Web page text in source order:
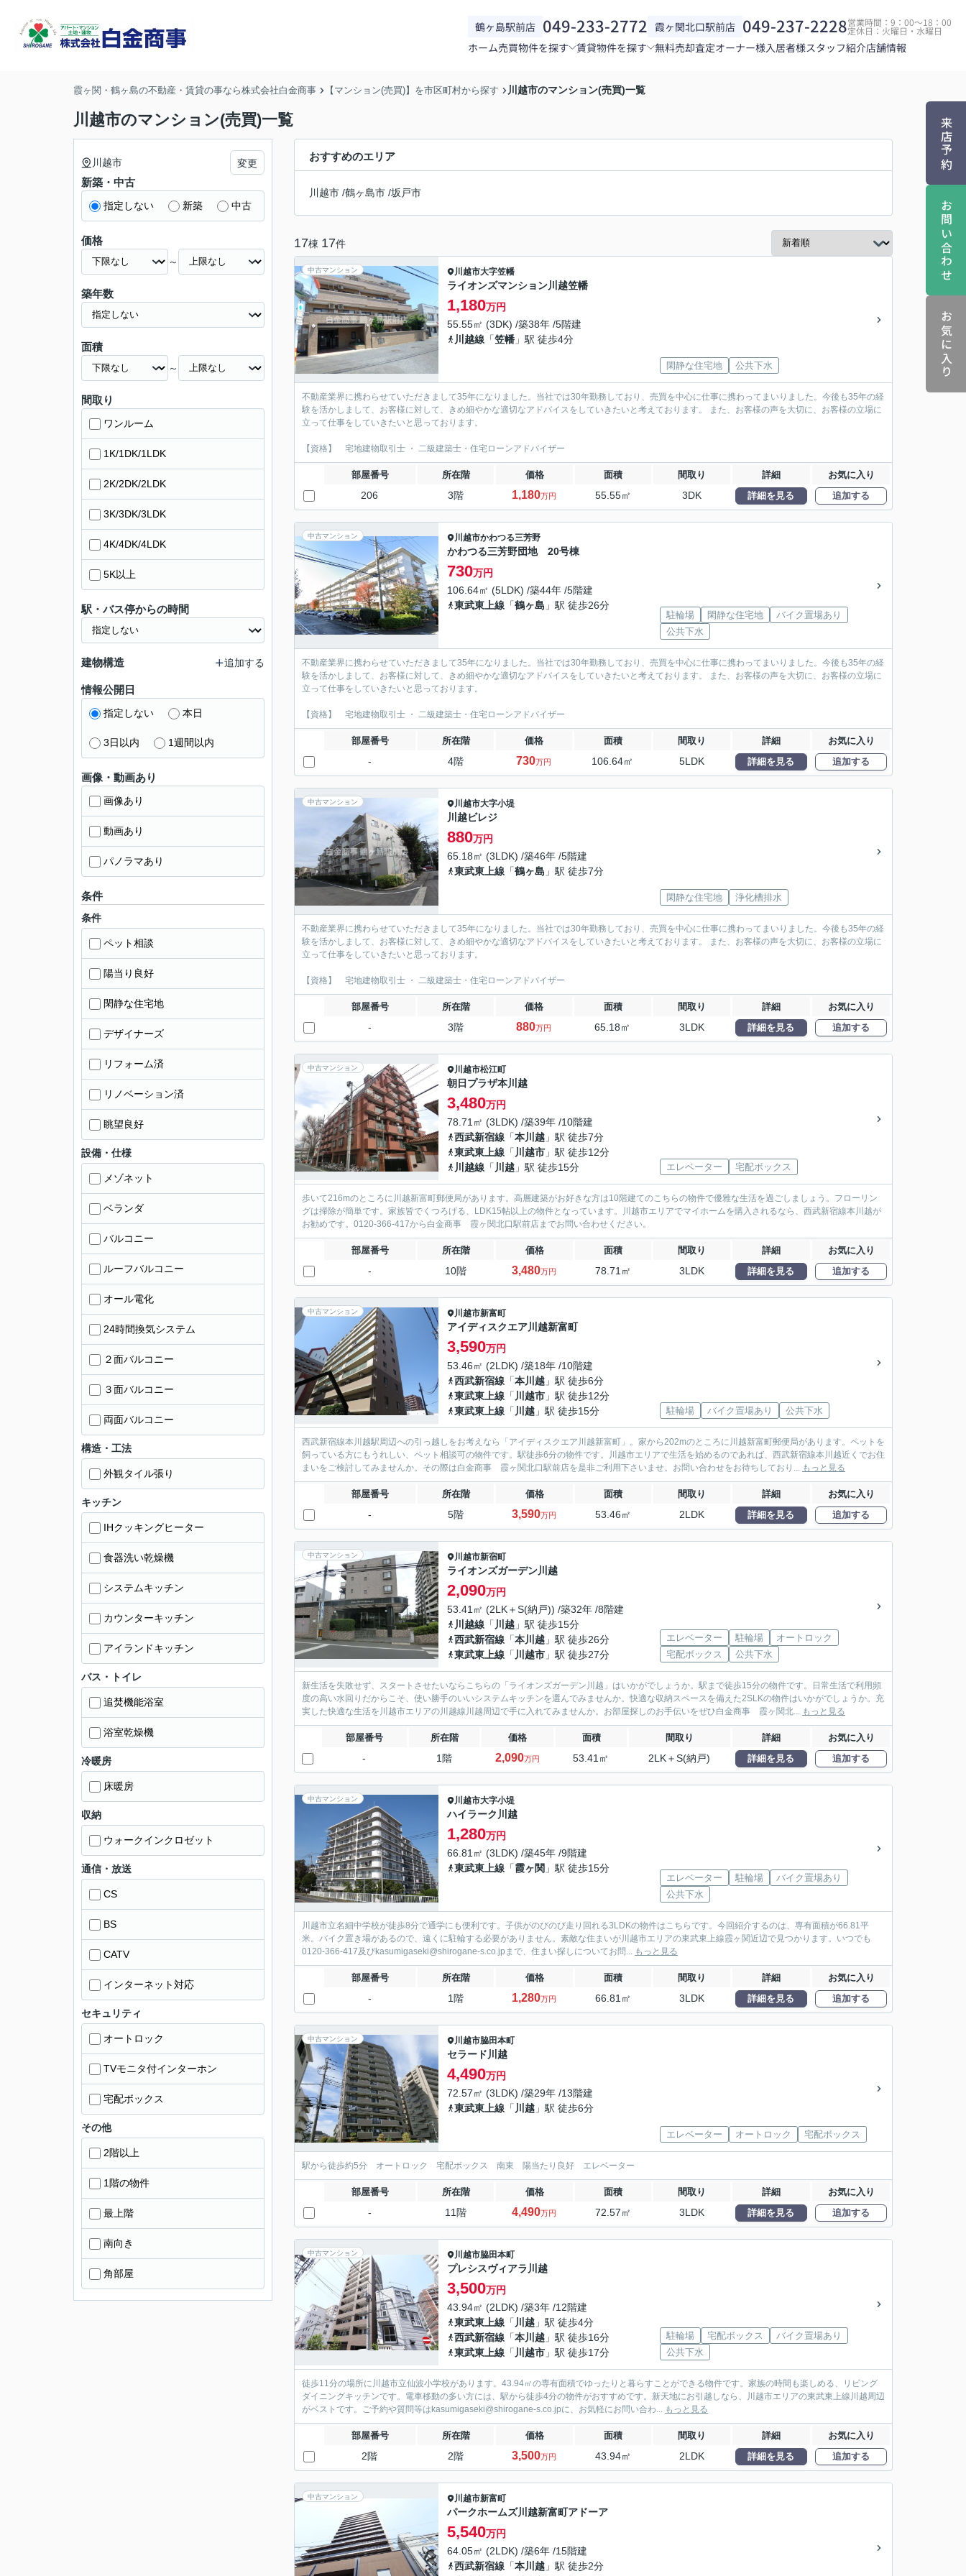
鶴ヶ島駅前店 049-233-2772 霞ヶ関北口駅前店 049-237-2228営業時間：9：00～18：00
定休日：火曜日・水曜日
ホーム売買物件を探す 賃貸物件を探す 無料売却査定オーナー様入居者様スタッフ紹介店舗情報
来店予約
お問い合わせ
お気に入り
霞ヶ関・鶴ヶ島の不動産・賃貸の事なら株式会社白金商事 【マンション(売買)】を市区町村から探す 川越市のマンション(売買)一覧
川越市のマンション(売買)一覧
おすすめのエリア
川越市 /鶴ヶ島市 /坂戸市
17棟 17件
中古マンション 川越市大字笠幡
ライオンズマンション川越笠幡
1,180万円
55.55㎡ (3DK) /築38年 /5階建
川越線 「笠幡 」駅 徒歩4分
閑静な住宅地 公共下水
不動産業界に携わらせていただきまして35年になりました。当社では30年勤務しており、売買を中心に仕事に携わってまいりました。今後も35年の経
験を活かしまして、お客様に対して、きめ細やかな適切なアドバイスをしていきたいと考えております。 また、お客様の声を大切に、お客様の立場に
立って仕事をしていきたいと思っております。
【資格】 宅地建物取引士 ・ 二級建築士・住宅ローンアドバイザー
部屋番号 所在階 価格 面積 間取り 詳細 お気に入り
206 3階 1,180万円 55.55㎡ 3DK 詳細を見る 追加する
中古マンション 川越市かわつる三芳野
かわつる三芳野団地 20号棟
730万円
106.64㎡ (5LDK) /築44年 /5階建
東武東上線 「鶴ヶ島 」駅 徒歩26分
駐輪場 閑静な住宅地
バイク置場あり
公共下水
不動産業界に携わらせていただきまして35年になりました。当社では30年勤務しており、売買を中心に仕事に携わってまいりました。今後も35年の経
験を活かしまして、お客様に対して、きめ細やかな適切なアドバイスをしていきたいと考えております。 また、お客様の声を大切に、お客様の立場に
立って仕事をしていきたいと思っております。
【資格】 宅地建物取引士 ・ 二級建築士・住宅ローンアドバイザー
部屋番号 所在階 価格 面積 間取り 詳細 お気に入り
- 4階 730万円 106.64㎡ 5LDK 詳細を見る 追加する
中古マンション 川越市大字小堤
川越ビレジ
880万円
65.18㎡ (3LDK) /築46年 /5階建
東武東上線 「鶴ヶ島 」駅 徒歩7分
閑静な住宅地 浄化槽排水
不動産業界に携わらせていただきまして35年になりました。当社では30年勤務しており、売買を中心に仕事に携わってまいりました。今後も35年の経
験を活かしまして、お客様に対して、きめ細やかな適切なアドバイスをしていきたいと考えております。 また、お客様の声を大切に、お客様の立場に
立って仕事をしていきたいと思っております。
【資格】 宅地建物取引士 ・ 二級建築士・住宅ローンアドバイザー
部屋番号 所在階 価格 面積 間取り 詳細 お気に入り
- 3階 880万円 65.18㎡ 3LDK 詳細を見る 追加する
中古マンション 川越市松江町
朝日プラザ本川越
3,480万円
78.71㎡ (3LDK) /築39年 /10階建
西武新宿線 「本川越 」駅 徒歩7分
東武東上線 「 川越市 」駅 徒歩12分
川越線 「 川越 」駅 徒歩15分 エレベーター 宅配ボックス
歩いて216mのところに川越新富町郵便局があります。高層建築がお好きな方は10階建てのこちらの物件で優雅な生活を過ごしましょう。フローリン
グは掃除が簡単です。家族皆でくつろげる、LDK15帖以上の物件となっています。川越市エリアでマイホームを購入されるなら、西武新宿線本川越が
お勧めです。0120-366-417から白金商事 霞ヶ関北口駅前店までお問い合わせください。
部屋番号 所在階 価格 面積 間取り 詳細 お気に入り
- 10階 3,480万円 78.71㎡ 3LDK 詳細を見る 追加する
中古マンション 川越市新富町
アイディスクエア川越新富町
3,590万円
53.46㎡ (2LDK) /築18年 /10階建
西武新宿線 「本川越 」駅 徒歩6分
東武東上線 「 川越市 」駅 徒歩12分
東武東上線 「 川越 」駅 徒歩15分 駐輪場 バイク置場あり 公共下水
西武新宿線本川越駅周辺への引っ越しをお考えなら「アイディスクエア川越新富町」。家から202mのところに川越新富町郵便局があります。ペットを
飼っている方にもうれしい、ペット相談可の物件です。駅徒歩6分の物件です。川越市エリアで生活を始めるのであれば、西武新宿線本川越近くでお住
まいをご検討してみませんか。その際は白金商事 霞ヶ関北口駅前店を是非ご利用下さいませ。お問い合わせをお待ちしており... もっと見る
部屋番号 所在階 価格 面積 間取り 詳細 お気に入り
- 5階 3,590万円 53.46㎡ 2LDK 詳細を見る 追加する
中古マンション 川越市新宿町
ライオンズガーデン川越
2,090万円
53.41㎡ (2LK＋S(納戸)) /築32年 /8階建
川越線 「 川越 」駅 徒歩15分
西武新宿線 「本川越 」駅 徒歩26分
東武東上線 「 川越市 」駅 徒歩27分
エレベーター 駐輪場
オートロック
宅配ボックス
公共下水
新生活を失敗せず、スタートさせたいならこちらの「ライオンズガーデン川越」はいかがでしょうか。駅まで徒歩15分の物件です。日常生活で利用頻
度の高い水回りだからこそ、使い勝手のいいシステムキッチンを選んでみませんか。快適な収納スペースを備えた2SLKの物件はいかがでしょうか。充
実した快適な生活を川越市エリアの川越線川越周辺で手に入れてみませんか。お部屋探しのお手伝いをぜひ白金商事 霞ヶ関北... もっと見る
部屋番号 所在階 価格 面積 間取り 詳細 お気に入り
- 1階 2,090万円 53.41㎡ 2LK＋S(納戸) 詳細を見る 追加する
中古マンション 川越市大字小堤
ハイラーク川越
1,280万円
66.81㎡ (3LDK) /築45年 /9階建
東武東上線 「霞ヶ関 」駅 徒歩15分
エレベーター 駐輪場
バイク置場あり
公共下水
川越市立名細中学校が徒歩8分で通学にも便利です。子供がのびのび走り回れる3LDKの物件はこちらです。今回紹介するのは、専有面積が66.81平
米。バイク置き場があるので、遠くに駐輪する必要がありません。素敵な住まいが川越市エリアの東武東上線霞ヶ関近辺で見つかります。いつでも
0120-366-417及びkasumigaseki@shirogane-s.co.jpまで、住まい探しについてお問... もっと見る
部屋番号 所在階 価格 面積 間取り 詳細 お気に入り
- 1階 1,280万円 66.81㎡ 3LDK 詳細を見る 追加する
中古マンション 川越市脇田本町
セラード川越
4,490万円
72.57㎡ (3LDK) /築29年 /13階建
東武東上線 「 川越 」駅 徒歩6分
エレベーター オートロック 宅配ボックス
駅から徒歩約5分 オートロック 宅配ボックス 南東 陽当たり良好 エレベーター
部屋番号 所在階 価格 面積 間取り 詳細 お気に入り
- 11階 4,490万円 72.57㎡ 3LDK 詳細を見る 追加する
中古マンション 川越市脇田本町
プレシスヴィアラ川越
3,500万円
43.94㎡ (2LDK) /築3年 /12階建
東武東上線 「 川越 」駅 徒歩4分
西武新宿線 「本川越 」駅 徒歩16分
東武東上線 「 川越市 」駅 徒歩17分
駐輪場 宅配ボックス
バイク置場あり
公共下水
徒歩11分の場所に川越市立仙波小学校があります。43.94㎡の専有面積でゆったりと暮らすことができる物件です。家族の時間も楽しめる、リビング
ダイニングキッチンです。電車移動の多い方には、駅から徒歩4分の物件がおすすめです。新天地にお引越しなら、川越市エリアの東武東上線川越周辺
がベストです。ご予約や質問等はkasumigaseki@shirogane-s.co.jpに、お気軽にお問い合わ... もっと見る
部屋番号 所在階 価格 面積 間取り 詳細 お気に入り
2階 2階 3,500万円 43.94㎡ 2LDK 詳細を見る 追加する
中古マンション 川越市新富町
パークホームズ川越新富町アドーア
5,540万円
64.05㎡ (2LDK) /築6年 /15階建
西武新宿線 「本川越 」駅 徒歩2分
川越市 変更
新築・中古
指定しない 新築 中古
価格
～
築年数
面積
～
間取り
ワンルーム
1K/1DK/1LDK
2K/2DK/2LDK
3K/3DK/3LDK
4K/4DK/4LDK
5K以上
駅・バス停からの時間
建物構造 追加する
情報公開日
指定しない 本日
3日以内 1週間以内
画像・動画あり
画像あり
動画あり
パノラマあり
条件
条件
ペット相談
陽当り良好
閑静な住宅地
デザイナーズ
リフォーム済
リノベーション済
眺望良好
設備・仕様
メゾネット
ベランダ
バルコニー
ルーフバルコニー
オール電化
24時間換気システム
２面バルコニー
３面バルコニー
両面バルコニー
構造・工法
外観タイル張り
キッチン
IHクッキングヒーター
食器洗い乾燥機
システムキッチン
カウンターキッチン
アイランドキッチン
バス・トイレ
追焚機能浴室
浴室乾燥機
冷暖房
床暖房
収納
ウォークインクロゼット
通信・放送
CS
BS
CATV
インターネット対応
セキュリティ
オートロック
TVモニタ付インターホン
宅配ボックス
その他
2階以上
1階の物件
最上階
南向き
角部屋